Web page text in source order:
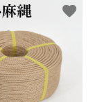
favorite